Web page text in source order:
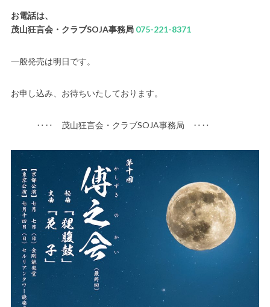
お電話は、
茂山狂言会・クラブSOJA事務局 075-221-8371
一般発売は明日です。
お申し込み、お待ちいたしております。
‥‥ 茂山狂言会・クラブSOJA事務局 ‥‥